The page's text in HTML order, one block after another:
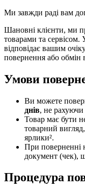
Ми завжди раді вам
Шановні клієнти, ми
товарами та
відповідає вашим
повернення або обмін
Умови
Ви можете
днів, не
Товар має бути
товарний
ярлики².
При поверненні
документ (чек),
Процедура